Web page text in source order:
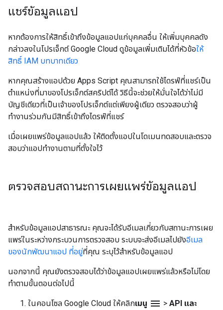
แชร์ข้อมูลแอป
หากต้องการให้สิทธิ์เข้าถึงข้อมูลแอปแก่บุคคลอื่น ให้เพิ่มบุคคลดัง
กล่าวลงในโปรเจ็กต์ Google Cloud ดูข้อมูลเพิ่มเติมได้ที่หัวข้อให้
สิทธิ์ IAM บทบาทเดียว
หากคุณสร้างแอปด้วย Apps Script คุณสามารถใช้ไดรฟ์ที่แชร์เป็น
ตำแหน่งที่มาของโปรเจ็กต์สคริปต์ได้ วิธีนี้จะช่วยให้มั่นใจได้ว่าไม่มี
บัญชีเดียวที่เป็นเจ้าของโปรเจ็กต์แต่เพียงผู้เดียว ตรวจสอบว่าผู้
ทำงานร่วมกันมีสิทธิ์เข้าถึงไดรฟ์ที่แชร์
เมื่อเผยแพร่ข้อมูลแอปแล้ว ให้ติดตั้งแอปในโดเมนทดสอบและตรวจ
สอบว่าแอปทำงานตามที่ตั้งใจไว้
ตรวจสอบสถานะการเผยแพร่ข้อมูลแอป
สำหรับข้อมูลแอปสาธารณะ คุณจะได้รับอีเมลเกี่ยวกับสถานะการเผย
แพร่ในระหว่างกระบวนการตรวจสอบ ระบบจะส่งอีเมลไปยังอีเมล
ของนักพัฒนาแอป ที่อยู่ที่คุณ ระบุไว้สำหรับข้อมูลแอป
นอกจากนี้ คุณยังตรวจสอบได้ว่าข้อมูลแอปเผยแพร่แล้วหรือไม่โดย
ทำตามขั้นตอนต่อไปนี้
ในคอนโซล Google Cloud ให้คลิกเมนู menu > API และ